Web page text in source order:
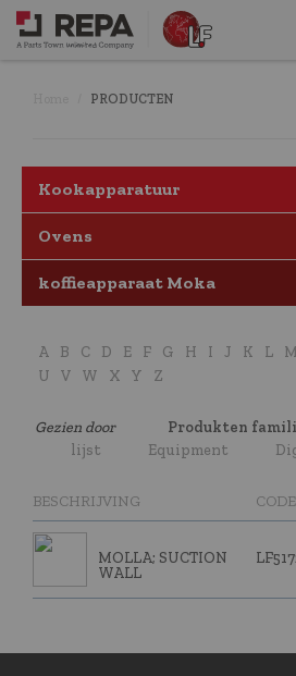
PRODUCTEN
Kookapparatuur
Ovens
koffieapparaat Moka
A B C D E F G H I J K L M
U
V W X Y Z
Gezien door Produkten
lijst
Equipment
BESCHRIJVING CODE
MOLLA; SUCTION
WALL